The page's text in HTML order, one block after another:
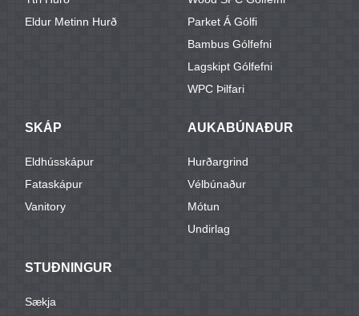
Eldur Metinn Hurð
Parket Á Gólfi
Bambus Gólfefni
Lagskipt Gólfefni
WPC Þilfari
SKÁP
Eldhússkápur
Fataskápur
Vanitory
AUKABÚNAÐUR
Hurðargrind
Vélbúnaður
Mótun
Undirlag
STUÐNINGUR
Sækja